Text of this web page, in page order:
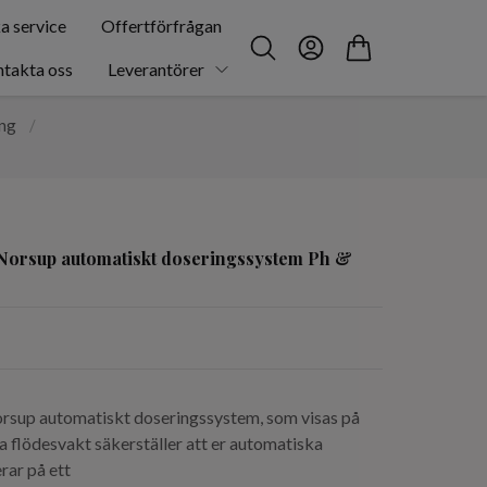
service Offertförfrågan
oss Leverantörer
/
automatiskt doseringssystem Ph &
automatiskt doseringssystem, som visas på
flödesvakt säkerställer att er automatiska
på ett